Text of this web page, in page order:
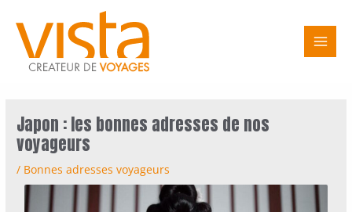
contenu
Japon : les bonnes adresses de nos
voyageurs
/ Bonnes adresses voyageurs
des
articles